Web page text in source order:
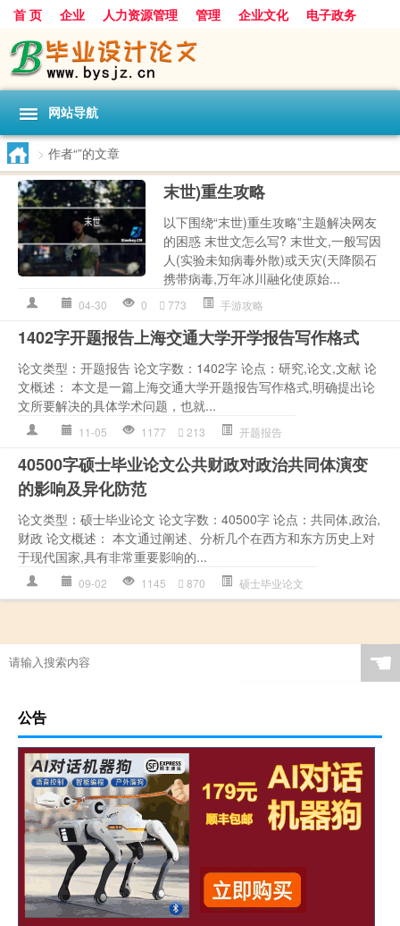
首 页 企业 人力资源管理 管理 企业文化
电子政务
数据
旅游 项目 浅谈 发展
网站导航
> 作者“”的文章
末世)重生攻略
以下围绕“末世)重生攻略”主题解决网友
的困惑 末世文怎么写? 末世文,一般写因
人(实验未知病毒外散)或天灾(天降陨石
携带病毒,万年冰川融化使原始...
04-30 0 773 手游攻略
1402字开题报告上海交通大学开学报告写作格式
论文类型：开题报告 论文字数：1402字 论点：研究,论文,文献 论
文概述： 本文是一篇上海交通大学开题报告写作格式,明确提出论
文所要解决的具体学术问题，也就...
11-05 1177 213 开题报告
40500字硕士毕业论文公共财政对政治共同体演变
的影响及异化防范
论文类型：硕士毕业论文 论文字数：40500字 论点：共同体,政治,
财政 论文概述： 本文通过阐述、分析几个在西方和东方历史上对
于现代国家,具有非常重要影响的...
09-02 1145 870 硕士毕业论文
☚
公告